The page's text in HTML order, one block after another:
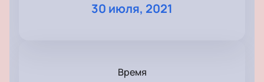
30 июля, 2021
Время